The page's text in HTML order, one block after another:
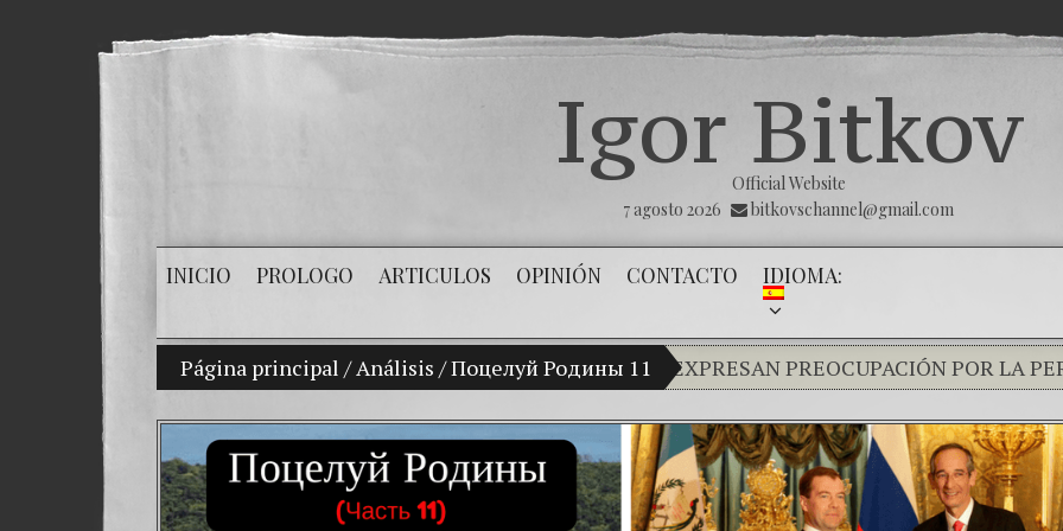
Igor Bitkov
Official Website
7 agosto 2026
bitkovschannel@gmail.com
INICIO PROLOGO ARTICULOS OPINIÓN CONTACTO IDIOMA:
Página principal /Análisis /Поцелуй Родины 11
RUBIO, SMITH Y SALAZAR EXPRESAN PREOCUPACIÓN POR LA
¿Cómo el banco mafioso de Putin sigue
El Día de la Victoria
Con esta